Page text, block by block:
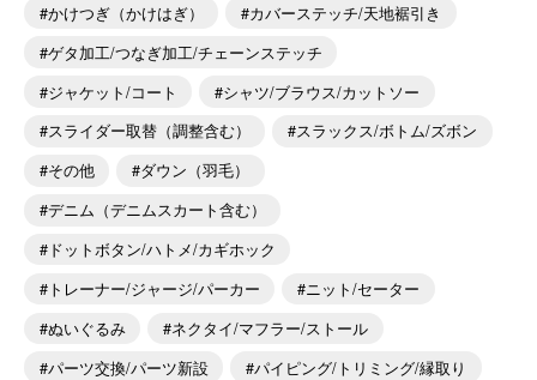
かけつぎ（かけはぎ）
カバーステッチ/天地裾引き
ゲタ加工/つなぎ加工/チェーンステッチ
ジャケット/コート
シャツ/ブラウス/カットソー
スライダー取替（調整含む）
スラックス/ボトム/ズボン
その他
ダウン（羽毛）
デニム（デニムスカート含む）
ドットボタン/ハトメ/カギホック
トレーナー/ジャージ/パーカー
ニット/セーター
ぬいぐるみ
ネクタイ/マフラー/ストール
パーツ交換/パーツ新設
パイピング/トリミング/縁取り